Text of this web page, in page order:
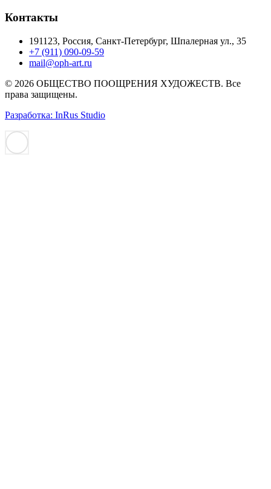
Контакты
191123, Россия, Санкт-Петербург, Шпалерная ул., 35
+7 (911) 090-09-59
mail@oph-art.ru
© 2026 ОБЩЕСТВО ПООЩРЕНИЯ ХУДОЖЕСТВ. Все
права защищены.
Разработка: InRus Studio